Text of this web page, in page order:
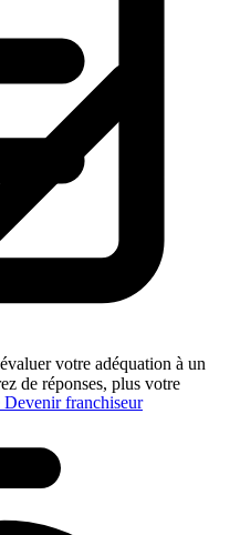
Devenir franchiseur
votre adéquation à un
de réponses, plus votre